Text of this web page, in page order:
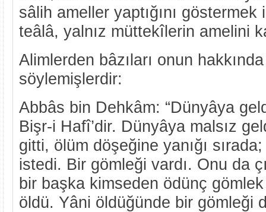
sâlih ameller yaptığını
teâlâ, yalnız müttekîlerin amelini
Alimlerden bâzıları onun
söylemişlerdir:
Abbâs bin Dehkâm: “Dünyâya
Bişr-i Hafî’dir. Dünyâya malsız
gitti, ölüm döşeğine yanığı
istedi. Bir gömleği vardı. Onu da
bir başka kimseden ödünç
öldü. Yâni öldüğünde bir gömleği